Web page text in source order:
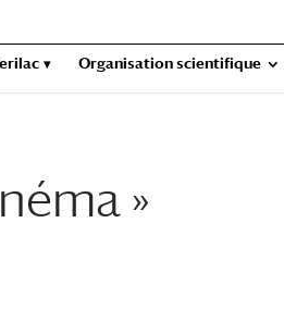
Organisation scientifique
»